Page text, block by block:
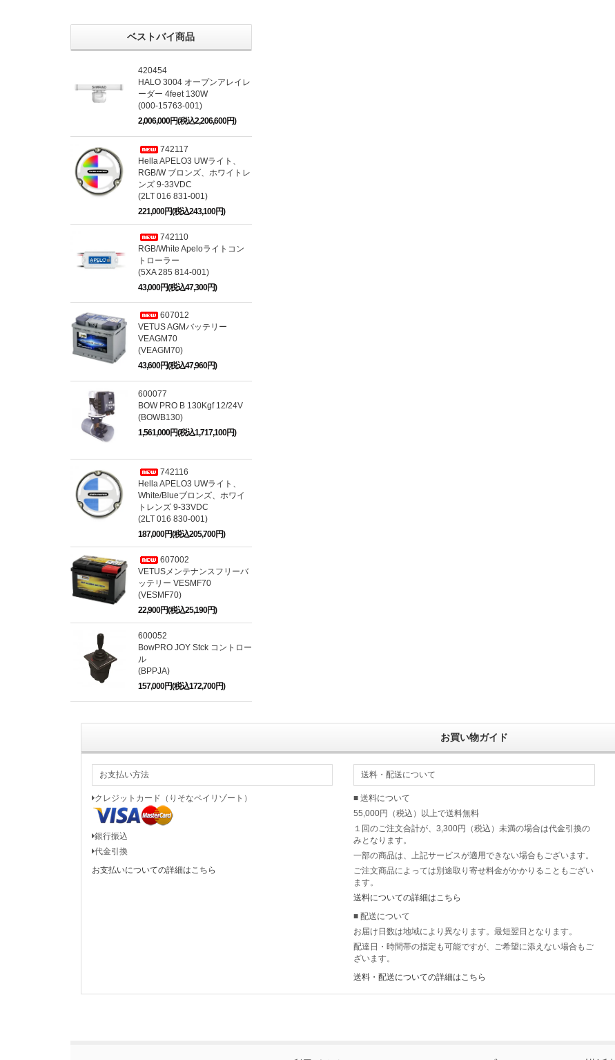
ベストバイ商品
420454
HALO 3004 オープンアレイレ
ーダー 4feet 130W
(000-15763-001)
2,006,000円(税込2,206,600円)
742117
Hella APELO3 UWライト、
RGB/W ブロンズ、ホワイトレ
ンズ 9-33VDC
(2LT 016 831-001)
221,000円(税込243,100円)
742110
RGB/White Apeloライトコン
トローラー
(5XA 285 814-001)
43,000円(税込47,300円)
607012
VETUS AGMバッテリー
VEAGM70
(VEAGM70)
43,600円(税込47,960円)
600077
BOW PRO B 130Kgf 12/24V
(BOWB130)
1,561,000円(税込1,717,100円)
742116
Hella APELO3 UWライト、
White/Blueブロンズ、ホワイ
トレンズ 9-33VDC
(2LT 016 830-001)
187,000円(税込205,700円)
607002
VETUSメンテナンスフリーバ
ッテリー VESMF70
(VESMF70)
22,900円(税込25,190円)
600052
BowPRO JOY Stck コントロー
ル
(BPPJA)
157,000円(税込172,700円)
お買い物ガイド
お支払い方法
クレジットカード（りそなペイリゾート）
銀行振込
代金引換
お支払いについての詳細はこちら
送料・配送について
■ 送料について
55,000円（税込）以上で送料無料
１回のご注文合計が、3,300円（税込）未満の場合は代金引換の
みとなります。
一部の商品は、上記サービスが適用できない場合もございます。
ご注文商品によっては別途取り寄せ料金がかかりることもござい
ます。
送料についての詳細はこちら
■ 配送について
お届け日数は地域により異なります。最短翌日となります。
配達日・時間帯の指定も可能ですが、ご希望に添えない場合もご
ざいます。
送料・配送についての詳細はこちら